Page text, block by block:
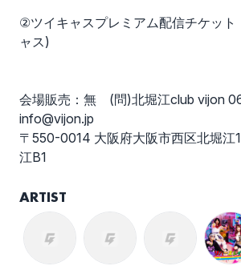
②ツイキャスプレミアム配信チケット
ャス)
会場販売：無 (問)北堀江club vijon
info@vijon.jp
〒550-0014 大阪府大阪市西区北堀江
江B1
ARTIST